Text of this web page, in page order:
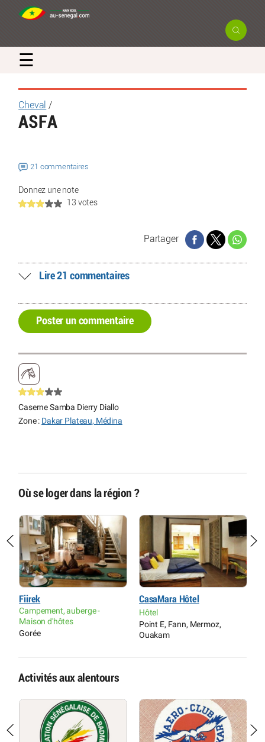
☰
Cheval /
ASFA
21 commentaires
Donnez une note
13 votes
Partager
Lire 21 commentaires
Poster un commentaire
Caserne Samba Dierry Diallo
Zone : Dakar Plateau, Médina
Où se loger dans la région ?
Fiirek
Campement, auberge -
Maison d'hôtes
Gorée
CasaMara Hôtel
Hôtel
Point E, Fann, Mermoz,
Ouakam
Activités aux alentours